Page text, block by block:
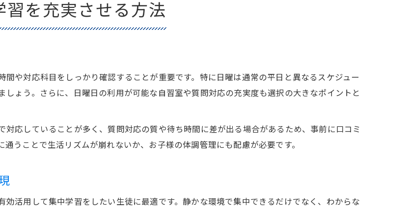
完備の学習塾が日曜にも選ばれる理由
学受験自習室のある学習塾の魅力を解説
問だけできる塾が日曜開校で注目される背景
日曜日も静かな自習空間を学習塾で確保する方法
から空いてる学習塾で1日を有効活用する秘訣
活に最適な学習塾の自習室活用術を紹介
から質問できる学習塾のサポート体制とは
曜朝に開校している学習塾のメリット
習を充実させる方法
間や対応科目をしっかり確認することが重要です。特に日曜は通常の平日と異なるスケジュー
ょう。さらに、日曜日の利用が可能な自習室や質問対応の充実度も選択の大きなポイントと
応していることが多く、質問対応の質や待ち時間に差が出る場合があるため、事前に口コミ
うことで生活リズムが崩れないか、お子様の体調管理にも配慮が必要です。
活用して集中学習をしたい生徒に最適です。静かな環境で集中できるだけでなく、わからな